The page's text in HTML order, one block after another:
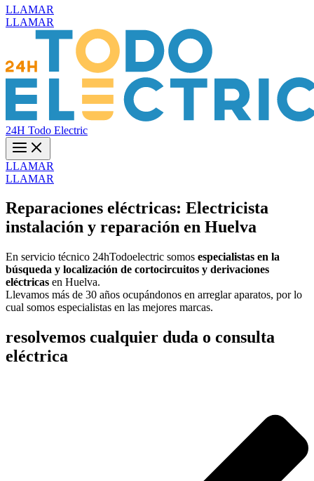
LLAMAR
LLAMAR
24H Todo Electric
LLAMAR
LLAMAR
Reparaciones eléctricas: Electricista
instalación y reparación en Huelva
En servicio técnico 24hTodoelectric somos especialistas en la
búsqueda y localización de cortocircuitos y derivaciones
eléctricas en Huelva.
Llevamos más de 30 años ocupándonos en arreglar aparatos, por lo
cual somos especialistas en las mejores marcas.
resolvemos cualquier duda o consulta
eléctrica